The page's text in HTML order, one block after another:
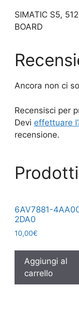
SIMATIC S5,
BOARD
Ancora non ci
Recensisci per
Devi effettuare
recensione.
6AV7881-
2DA0
10,00€
Aggiungi al
carrello